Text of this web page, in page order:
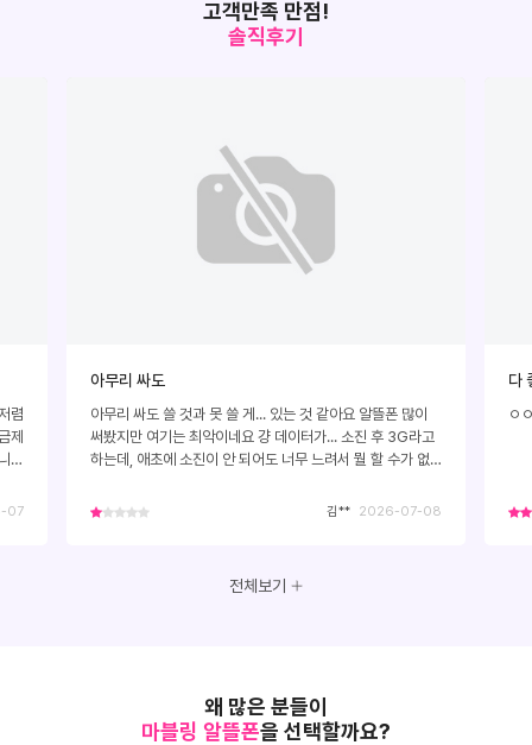
고객만족 만점!
솔직후기
렴
제
다
07
아무리 싸도
아무리 싸도 쓸 것과 못 쓸 게... 있는 것 같아요 알뜰폰 많이
써봤지만 여기는 최악이네요 걍 데이터가... 소진 후 3G라고
하는데, 애초에 소진이 안 되어도 너무 느려서 뭘 할 수가 없
다가 취소되고 쓴 지 이제 한달 됐는데 화병 레전드
김** 2026-07-08
다
ㅇ
전체보기
왜 많은 분들이
마블링 알뜰폰을 선택할까요?